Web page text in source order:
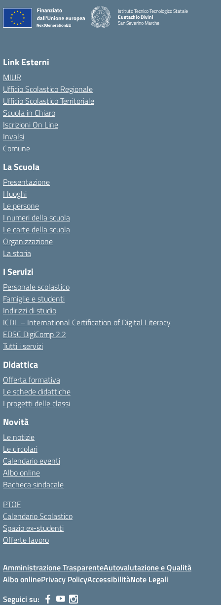
Istituto Tecnico Tecnologico Statale
Eustachio Divini
San Severino Marche
Link Esterni
MIUR
Ufficio Scolastico Regionale
Ufficio Scolastico Territoriale
Scuola in Chiaro
Iscrizioni On Line
Invalsi
Comune
La Scuola
Presentazione
I luoghi
Le persone
I numeri della scuola
Le carte della scuola
Organizzazione
La storia
I Servizi
Personale scolastico
Famiglie e studenti
Indirizzi di studio
ICDL – International Certification of Digital Literacy
EDSC DigiComp 2.2
Tutti i servizi
Didattica
Offerta formativa
Le schede didattiche
I progetti delle classi
Novità
Le notizie
Le circolari
Calendario eventi
Albo online
Bacheca sindacale
PTOF
Calendario Scolastico
Spazio ex-studenti
Offerte lavoro
Amministrazione TrasparenteAutovalutazione e Qualità
Albo onlinePrivacy PolicyAccessibilitàNote Legali
Seguici su: